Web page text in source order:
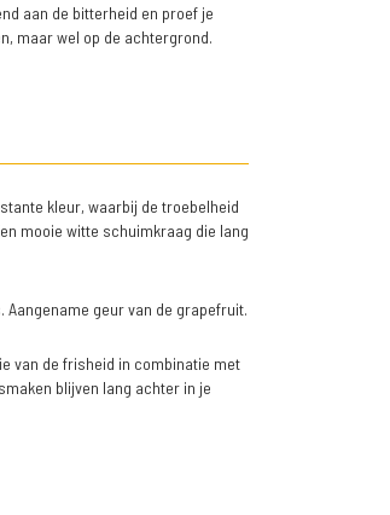
aan de bitterheid en proef je
maar wel op de achtergrond.
kleur, waarbij de troebelheid
mooie witte schuimkraag die lang
Aangename geur van de grapefruit.
van de frisheid in combinatie met
blijven lang achter in je